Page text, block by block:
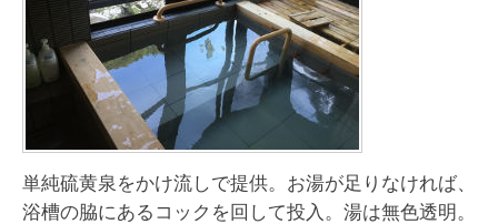
単純硫黄泉をかけ流しで提供。お湯が足りなければ、
浴槽の脇にあるコックを回して投入。湯は無色透明。